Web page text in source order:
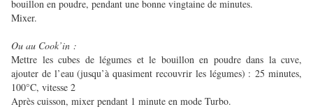
bouillon en poudre, pendant une bonne vingtaine de minutes.
Mixer.
Ou au Cook’in :
Mettre les cubes de légumes et le bouillon en poudre dans la cuve,
ajouter de l’eau (jusqu’à quasiment recouvrir les légumes) :25 minutes,
100°C, vitesse 2
Après cuisson, mixer pendant 1 minute en mode Turbo.